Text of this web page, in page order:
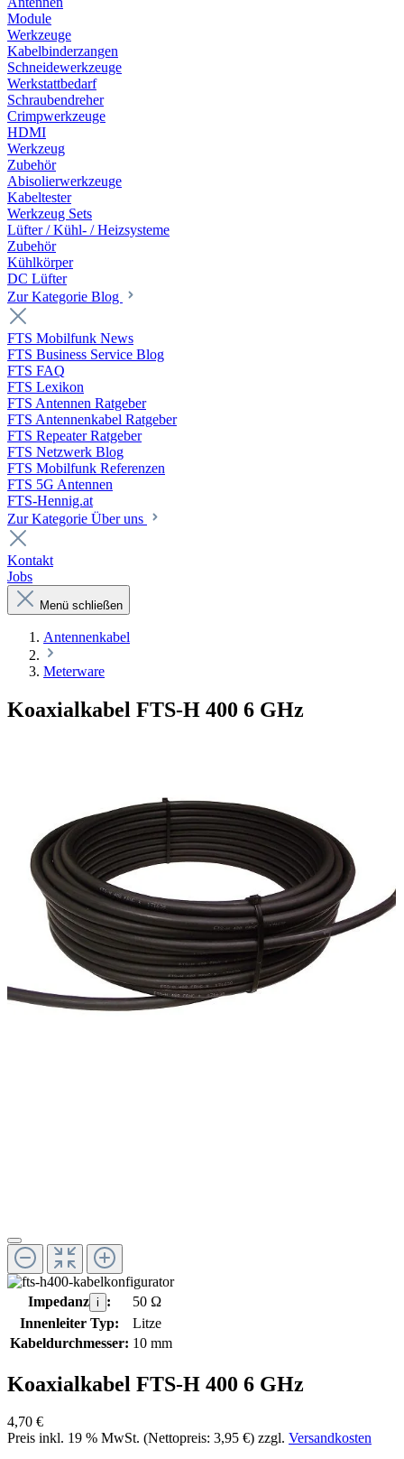
Module
Werkzeuge
Kabelbinderzangen
Schneidewerkzeuge
Werkstattbedarf
Schraubendreher
Crimpwerkzeuge
HDMI
Werkzeug
Zubehör
Abisolierwerkzeuge
Kabeltester
Werkzeug Sets
Lüfter / Kühl- / Heizsysteme
Zubehör
Kühlkörper
DC Lüfter
Zur Kategorie Blog
FTS Mobilfunk News
FTS Business Service Blog
FTS FAQ
FTS Lexikon
FTS Antennen Ratgeber
FTS Antennenkabel Ratgeber
FTS Repeater Ratgeber
FTS Netzwerk Blog
FTS Mobilfunk Referenzen
FTS 5G Antennen
FTS-Hennig.at
Zur Kategorie Über uns
Kontakt
Jobs
Menü schließen
Antennenkabel
Meterware
Koaxialkabel FTS-H 400 6 GHz
Impedanz i :
50 Ω
Innenleiter Typ:
Litze
Kabeldurchmesser: 10 mm
Koaxialkabel FTS-H 400 6 GHz
4,70 €
Preis inkl. 19 % MwSt. (Nettopreis: 3,95 €) zzgl. Versandkosten